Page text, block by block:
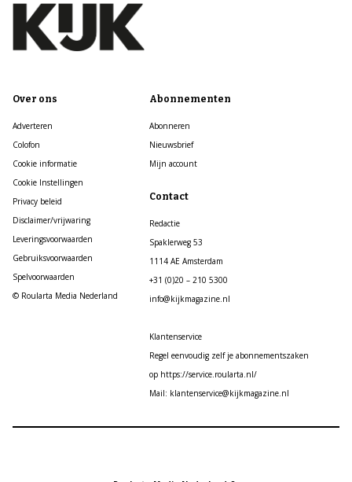
Over ons
Adverteren
Colofon
Cookie informatie
Cookie Instellingen
Privacy beleid
Disclaimer/vrijwaring
Leveringsvoorwaarden
Gebruiksvoorwaarden
Spelvoorwaarden
© Roularta Media Nederland
Abonnementen
Abonneren
Nieuwsbrief
Mijn account
Contact
Redactie
Spaklerweg 53
1114 AE Amsterdam
+31 (0)20 – 210 5300
info@kijkmagazine.nl
Klantenservice
Regel eenvoudig zelf je abonnementszaken
op https://service.roularta.nl/
Mail: klantenservice@kijkmagazine.nl